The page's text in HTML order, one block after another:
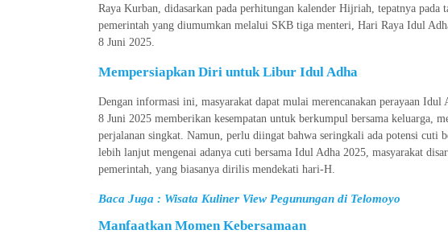
Raya Kurban, didasarkan pada perhitungan kalender Hijriah, tepatnya
pemerintah yang diumumkan melalui SKB tiga menteri, Hari Raya Idul
8 Juni 2025.
Mempersiapkan Diri untuk Libur Idul Adha
Dengan informasi ini, masyarakat dapat mulai merencanakan perayaan
8 Juni 2025 memberikan kesempatan untuk berkumpul bersama keluarga,
perjalanan singkat. Namun, perlu diingat bahwa seringkali ada potensi cuti
lebih lanjut mengenai adanya cuti bersama Idul Adha 2025, masyarakat
pemerintah, yang biasanya dirilis mendekati hari-H.
Baca Juga : Wisata Kuliner View Pegunungan di Telomoyo
Manfaatkan Momen Kebersamaan